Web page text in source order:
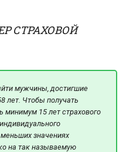
СТРАХОВОЙ
мужчины, достигшие
лет. Чтобы получать
15 лет страхового
значениях
на так называемую